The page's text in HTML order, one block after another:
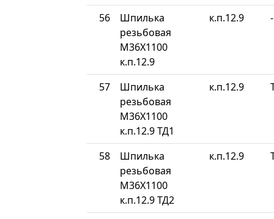
56
Шпилька
резьбовая
М36Х1100
к.п.12.9
к.п.12.9 -
57
Шпилька
резьбовая
М36Х1100
к.п.12.9 ТД1
к.п.12.9
58
Шпилька
резьбовая
М36Х1100
к.п.12.9 ТД2
к.п.12.9